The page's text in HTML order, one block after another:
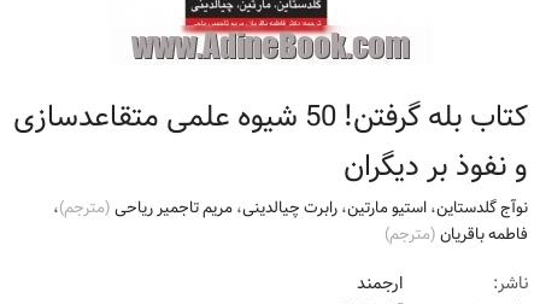
کتاب بله گرفتن! 50 شیوه علمی متقاعدسازی
و نفوذ بر دیگران
نوآج گلدستاین،استیو مارتین،رابرت چیالدینی،مریم تاجمیر ریاحی(مترجم)،
فاطمه باقریان(مترجم)
ناشر:
ارجمند